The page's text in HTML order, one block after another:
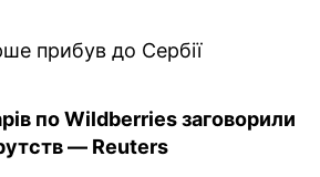
прибув до Сербії
по Wildberries заговорили
— Reuters